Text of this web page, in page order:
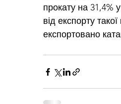
прокату на 31,4%
від експорту
експортовано